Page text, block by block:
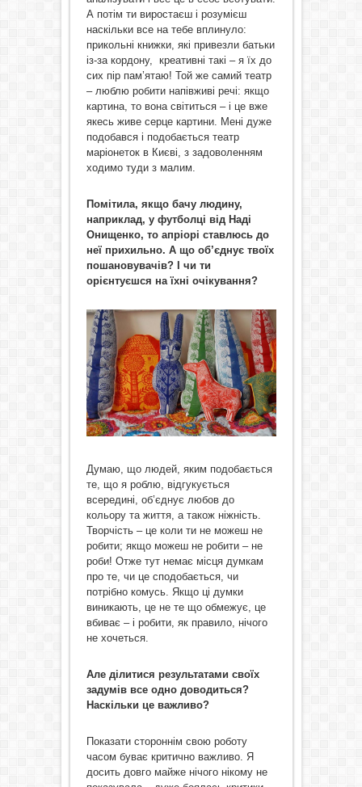
А потім ти виростаєш і розумієш
наскільки все на тебе вплинуло:
прикольні книжки, які привезли батьки
із-за кордону, креативні такі – я їх до
сих пір пам’ятаю! Той же самий театр
– люблю робити напівживі речі: якщо
картина, то вона світиться – і це вже
якесь живе серце картини. Мені дуже
подобався і подобається театр
маріонеток в Києві, з задоволенням
ходимо туди з малим.
Помітила, якщо бачу людину,
наприклад, у футболці від Наді
Онищенко, то апріорі ставлюсь до
неї прихильно. А що об’єднує твоїх
пошановувачів? І чи ти
орієнтуєшся на їхні очікування?
Думаю, що людей, яким подобається
те, що я роблю, відгукується
всередині, об’єднує любов до
кольору та життя, а також ніжність.
Творчість – це коли ти не можеш не
робити; якщо можеш не робити – не
роби! Отже тут немає місця думкам
про те, чи це сподобається, чи
потрібно комусь. Якщо ці думки
виникають, це не те що обмежує, це
вбиває – і робити, як правило, нічого
не хочеться.
Але ділитися результатами своїх
задумів все одно доводиться?
Наскільки це важливо?
Показати стороннім свою роботу
часом буває критично важливо. Я
досить довго майже нічого нікому не